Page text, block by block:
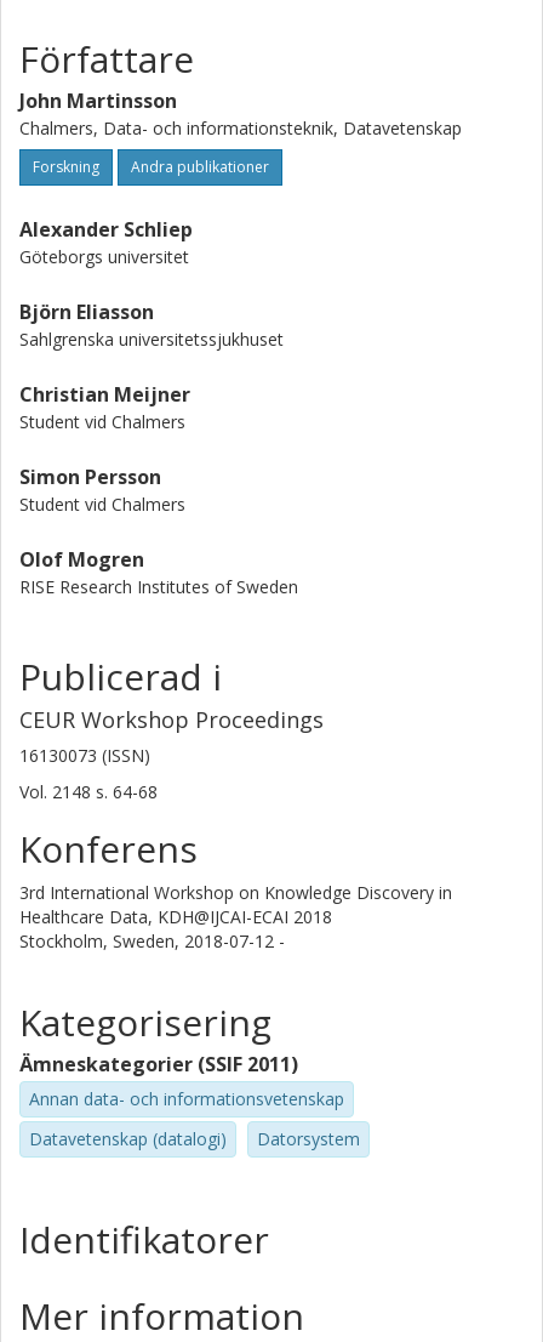
interpret the predicted levels. The approach needs no
feature engineering or data pre-processing, and is
computationally inexpensive.
Författare
John Martinsson
Chalmers, Data- och informationsteknik, Datavetenskap
Forskning Andra publikationer
Alexander Schliep
Göteborgs universitet
Björn Eliasson
Sahlgrenska universitetssjukhuset
Christian Meijner
Student vid Chalmers
Simon Persson
Student vid Chalmers
Olof Mogren
RISE Research Institutes of Sweden
Publicerad i
CEUR Workshop Proceedings
16130073 (ISSN)
Vol. 2148 s. 64-68
Konferens
3rd International Workshop on Knowledge Discovery in
Healthcare Data, KDH@IJCAI-ECAI 2018
Stockholm, Sweden, 2018-07-12 -
Kategorisering
Ämneskategorier (SSIF 2011)
Annan data- och informationsvetenskap
Datavetenskap (datalogi)
Datorsystem
Identifikatorer
Mer information